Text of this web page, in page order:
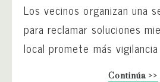
Los vecinos organizan una
para reclamar soluciones
local promete más vigilancia
Continúa >>